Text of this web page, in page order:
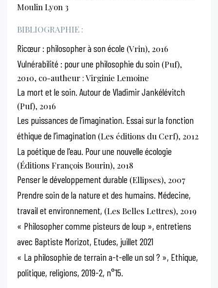
Moulin Lyon 3
BIBLIOGRAPHIE :
Ricœur : philosopher à son école (Vrin), 2016
Vulnérabilité : pour une philosophie du soin (Puf),
2010, co-autheur : Virginie Lemoine
La mort et le soin. Autour de Vladimir Jankélévitch
(Puf), 2016
Les puissances de l’imagination. Essai sur la fonction
éthique de l’imagination (Les éditions du Cerf), 2012
La poétique de l'eau. Pour une nouvelle écologie
(Éditions François Bourin), 2018
Penser le développement durable (Ellipses), 2007
Prendre soin de la nature et des humains. Médecine,
travail et environnement, (Les Belles Lettres), 2019
« Philosopher comme pisteurs de loup », entretiens
avec Baptiste Morizot, Etudes, juillet 2021
« La philosophie de terrain a-t-elle un sol ? », Ethique,
politique, religions, 2019-2, n°15.